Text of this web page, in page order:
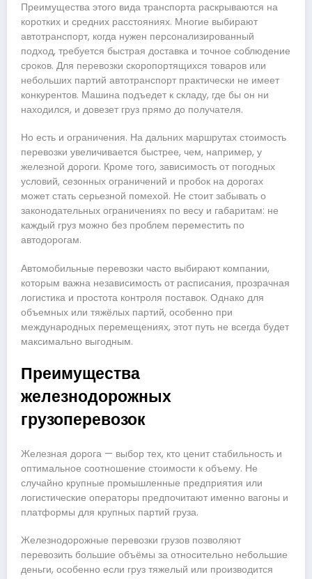
Преимущества этого вида транспорта раскрываются на
коротких и средних расстояниях. Многие выбирают
автотранспорт, когда нужен персонализированный
подход, требуется быстрая доставка и точное соблюдение
сроков. Для перевозки скоропортящихся товаров или
небольших партий автотранспорт практически не имеет
конкурентов. Машина подъедет к складу, где бы он ни
находился, и довезет груз прямо до получателя.
Но есть и ограничения. На дальних маршрутах стоимость
перевозки увеличивается быстрее, чем, например, у
железной дороги. Кроме того, зависимость от погодных
условий, сезонных ограничений и пробок на дорогах
может стать серьезной помехой. Не стоит забывать о
законодательных ограничениях по весу и габаритам: не
каждый груз можно без проблем переместить по
автодорогам.
Автомобильные перевозки часто выбирают компании,
которым важна независимость от расписания, прозрачная
логистика и простота контроля поставок. Однако для
объемных или тяжёлых партий, особенно при
международных перемещениях, этот путь не всегда будет
максимально выгодным.
Преимущества
железнодорожных
грузоперевозок
Железная дорога — выбор тех, кто ценит стабильность и
оптимальное соотношение стоимости к объему. Не
случайно крупные промышленные предприятия или
логистические операторы предпочитают именно вагоны и
платформы для крупных партий груза.
Железнодорожные перевозки грузов позволяют
перевозить большие объёмы за относительно небольшие
деньги, особенно если груз тяжелый или производится